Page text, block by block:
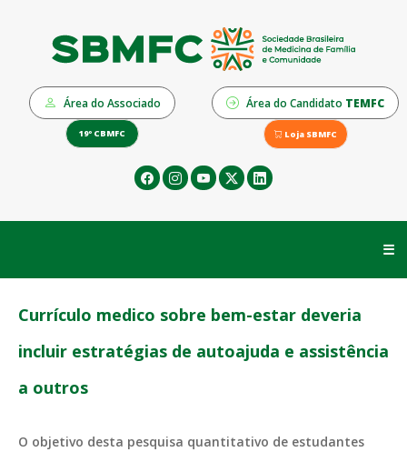
Área do Associado Área do Candidato TEMFC
19º CBMFC Loja SBMFC
☰
Currículo medico sobre bem-estar deveria
incluir estratégias de autoajuda e assistência
a outros
O objetivo desta pesquisa quantitativo de estudantes